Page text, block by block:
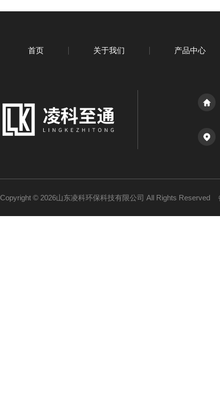
首页 关于我们 产品中心
Copyright © 2026山东凌科环保科技有限公司 All Rights Reserved